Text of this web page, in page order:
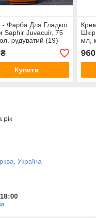
- Фарба Для Гладкої
Saphir Juvacuir, 75
рудуватий (19)
Купити
мл,
960
рік
Україна